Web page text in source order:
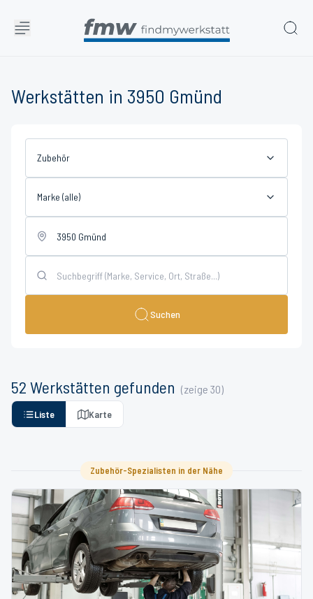
Werkstätten in 3950 Gmünd
Zubehör
Marke (alle)
Suchen
52 Werkstätten gefunden (zeige 30)
Liste Karte
Zubehör-Spezialisten in der Nähe